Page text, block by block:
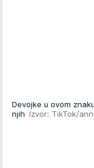
Devojke u ovom
njih Izvor: TikTok/